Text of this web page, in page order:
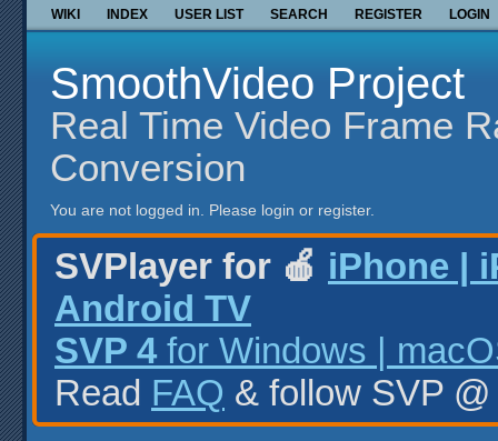
WIKI INDEX USER LIST SEARCH REGISTER LOGIN
SmoothVideo Project
Real Time Video Frame
Conversion
You are not logged in. Please login or register.
SVPlayer for 🍎 iPhone |
Android TV
SVP 4 for Windows |
Read FAQ & follow SVP